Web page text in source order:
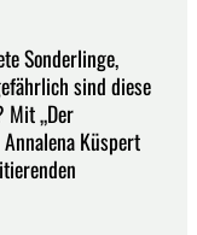
Sonderlinge,
sind diese
Mit „Der
Küspert